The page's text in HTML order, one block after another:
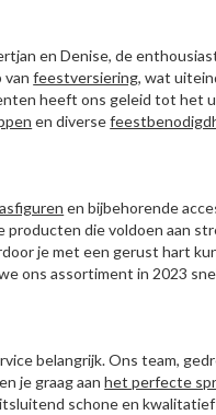
en Denise, de
vanfeestversiering, wat
heeft ons geleid tot het
en diverse
en bijbehorende
die voldoen aan
je met een gerust hart
ons assortiment in 2023
belangrijk. Ons team,
je graag aanhet perfecte
schone en